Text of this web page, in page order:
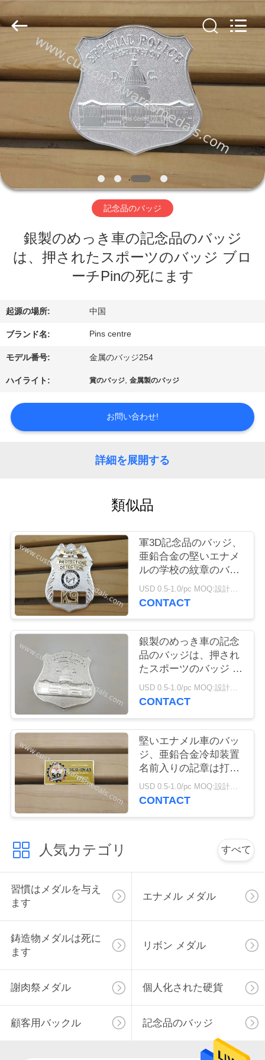
家
ロ
ダ
ク
達
つ
い
て
工
場
質
私
絡
し
さ
い
ニ
ュ
ー
ス
場
合
地
-
pins
centre
company
Developed
by
ECER
記念品のバッジ
銀製のめっき車の記念品のバッジ
は、押されたスポーツのバッジ ブロ
ーチPinの死にます
起源の場所: 中国
ブランド名: Pins centre
モデル番号: 金属のバッジ254
ハイライト: 賞のバッジ,金属製のバッジ
お問い合わせ!
詳細を展開する
類似品
軍3D記念品のバッジ、
亜鉛合金の堅いエナメ
ルの学校の紋章のバッ
ジ
USD 0.5-1.0/pc MOQ:設計ごとの 100 PC
CONTACT
銀製のめっき車の記念
品のバッジは、押され
たスポーツのバッジ ブ
ローチPinの死にます USD 0.5-1.0/pc MOQ:設計ごとの 100 PC
CONTACT
堅いエナメル車のバッ
ジ、亜鉛合金冷却装置
名前入りの記章は打た
れて死にます
USD 0.5-1.0/pc MOQ:設計ごとの 100 PC
CONTACT
人気カテゴリ すべて
習慣はメダルを与え
ます
エナメル メダル
鋳造物メダルは死に
ます
リボン メダル
謝肉祭メダル 個人化された硬貨
顧客用バックル 記念品のバッジ